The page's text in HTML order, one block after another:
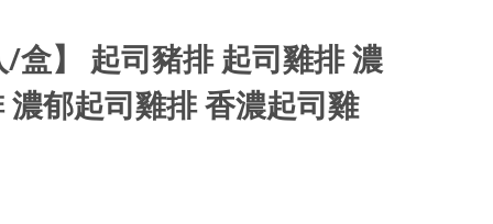
盒】 起司豬排 起司雞排 濃
郁起司雞排 香濃起司雞